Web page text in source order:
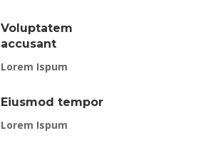
Voluptatem
accusant
Lorem Ispum
Eiusmod tempor
Lorem Ispum